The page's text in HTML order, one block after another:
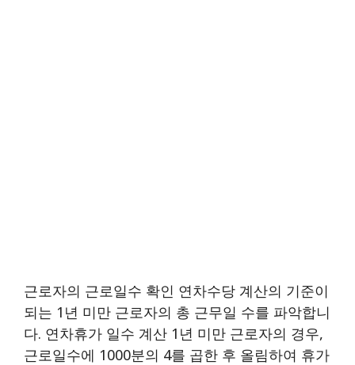
근로자의 근로일수 확인 연차수당 계산의 기준이
되는 1년 미만 근로자의 총 근무일 수를 파악합니
다. 연차휴가 일수 계산 1년 미만 근로자의 경우,
근로일수에 1000분의 4를 곱한 후 올림하여 휴가